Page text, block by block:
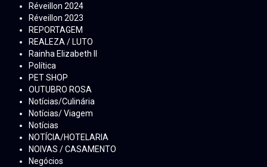
Réveillon 2024
Réveillon 2023
REPORTAGEM
REALEZA / LUTO
Rainha Elizabeth ll
Política
PET SHOP
OUTUBRO ROSA
Notícias/Culinária
Notícias/ Viagem
Notícias
NOTÍCIA/HOTELARIA
NOIVAS / CASAMENTO
Negócios